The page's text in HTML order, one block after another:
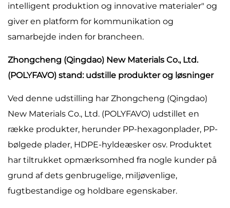
intelligent produktion og innovative materialer" og
giver en platform for kommunikation og
samarbejde inden for brancheen.
Zhongcheng (Qingdao) New Materials Co., Ltd.
(POLYFAVO) stand: udstille produkter og løsninger
Ved denne udstilling har Zhongcheng (Qingdao)
New Materials Co., Ltd. (POLYFAVO) udstillet en
række produkter, herunder PP-hexagonplader, PP-
bølgede plader, HDPE-hyldeæsker osv. Produktet
har tiltrukket opmærksomhed fra nogle kunder på
grund af dets genbrugelige, miljøvenlige,
fugtbestandige og holdbare egenskaber.